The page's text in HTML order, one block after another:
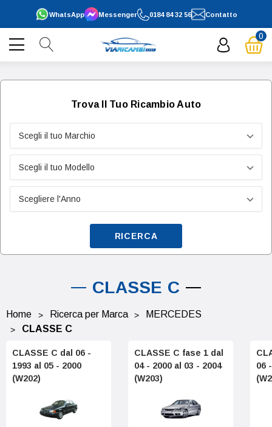
0184 84 32 56
WhatsApp Contatto
Messenger
0
Trova Il Tuo Ricambio Auto
RICERCA
CLASSE C
Home Ricerca per Marca
MERCEDES
CLASSE C
CLASSE C dal 06 -
1993 al 05 - 2000
(W202)
CLASSE C fase 1 dal
04 - 2000 al 03 - 2004
(W203)
06